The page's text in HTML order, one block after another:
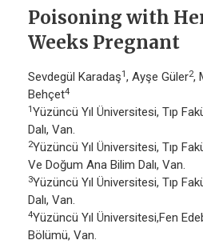
Poisoning with
Weeks Pregnant
Sevdegül Karadaş1, Ayşe Güler2,
Behçet4
1Yüzüncü Yıl Üniversitesi, Tıp
Dalı, Van.
2Yüzüncü Yıl Üniversitesi, Tıp
Ve Doğum Ana Bilim Dalı, Van.
3Yüzüncü Yıl Üniversitesi, Tıp
Dalı, Van.
4Yüzüncü Yıl Üniversitesi,Fen
Bölümü, Van.